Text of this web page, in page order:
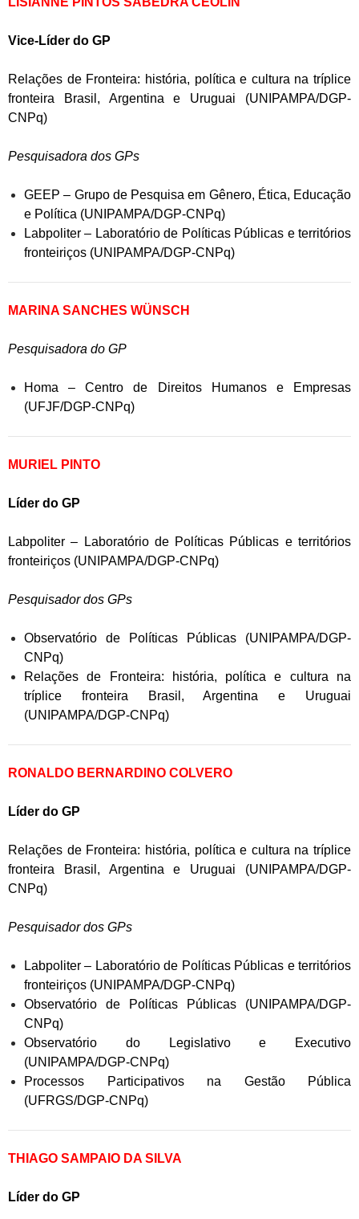
Vice-Líder do GP
Relações de Fronteira: história, política e cultura na tríplice
fronteira Brasil, Argentina e Uruguai (UNIPAMPA/DGP-
CNPq)
Pesquisadora dos GPs
GEEP – Grupo de Pesquisa em Gênero, Ética, Educação
e Política (UNIPAMPA/DGP-CNPq)
Labpoliter – Laboratório de Políticas Públicas e territórios
fronteiriços (UNIPAMPA/DGP-CNPq)
MARINA SANCHES WÜNSCH
Pesquisadora do GP
Homa – Centro de Direitos Humanos e Empresas
(UFJF/DGP-CNPq)
MURIEL PINTO
Líder do GP
Labpoliter – Laboratório de Políticas Públicas e territórios
fronteiriços (UNIPAMPA/DGP-CNPq)
Pesquisador dos GPs
Observatório de Políticas Públicas (UNIPAMPA/DGP-
CNPq)
Relações de Fronteira: história, política e cultura na
tríplice fronteira Brasil, Argentina e Uruguai
(UNIPAMPA/DGP-CNPq)
RONALDO BERNARDINO COLVERO
Líder do GP
Relações de Fronteira: história, política e cultura na tríplice
fronteira Brasil, Argentina e Uruguai (UNIPAMPA/DGP-
CNPq)
Pesquisador dos GPs
Labpoliter – Laboratório de Políticas Públicas e territórios
fronteiriços (UNIPAMPA/DGP-CNPq)
Observatório de Políticas Públicas (UNIPAMPA/DGP-
CNPq)
Observatório do Legislativo e Executivo
(UNIPAMPA/DGP-CNPq)
Processos Participativos na Gestão Pública
(UFRGS/DGP-CNPq)
THIAGO SAMPAIO DA SILVA
Líder do GP